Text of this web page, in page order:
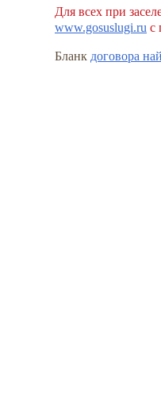
Для всех при
www.gosuslugi.ru с
Бланк договора